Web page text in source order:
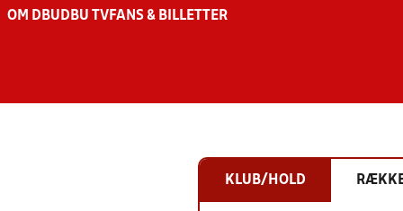
OM DBU DBU TV FANS & BILLETTER
KLUB/HOLD